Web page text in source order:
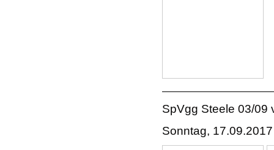
SpVgg Steele 03/09
Sonntag, 17.09.2017